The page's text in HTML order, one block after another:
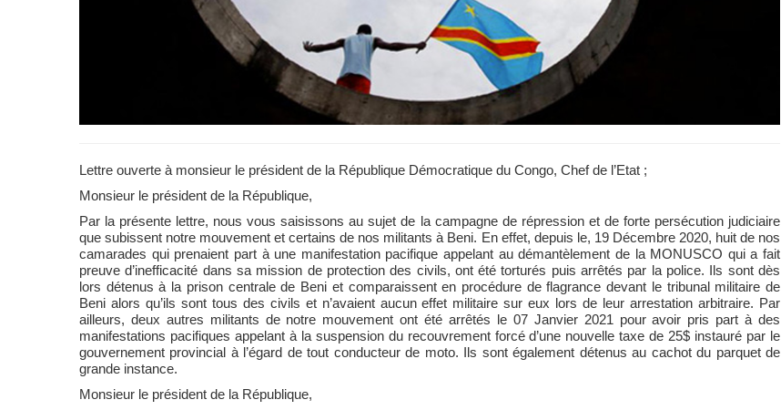
Lettre ouverte à monsieur le président de la République Démocratique du Congo, Chef de l’Etat ;
Monsieur le président de la République,
Par la présente lettre, nous vous saisissons au sujet de la campagne de répression et de forte persécution judiciaire
que subissent notre mouvement et certains de nos militants à Beni. En effet, depuis le, 19 Décembre 2020, huit de nos
camarades qui prenaient part à une manifestation pacifique appelant au démantèlement de la MONUSCO qui a fait
preuve d’inefficacité dans sa mission de protection des civils, ont été torturés puis arrêtés par la police. Ils sont dès
lors détenus à la prison centrale de Beni et comparaissent en procédure de flagrance devant le tribunal militaire de
Beni alors qu’ils sont tous des civils et n’avaient aucun effet militaire sur eux lors de leur arrestation arbitraire. Par
ailleurs, deux autres militants de notre mouvement ont été arrêtés le 07 Janvier 2021 pour avoir pris part à des
manifestations pacifiques appelant à la suspension du recouvrement forcé d’une nouvelle taxe de 25$ instauré par le
gouvernement provincial à l’égard de tout conducteur de moto. Ils sont également détenus au cachot du parquet de
grande instance.
Monsieur le président de la République,